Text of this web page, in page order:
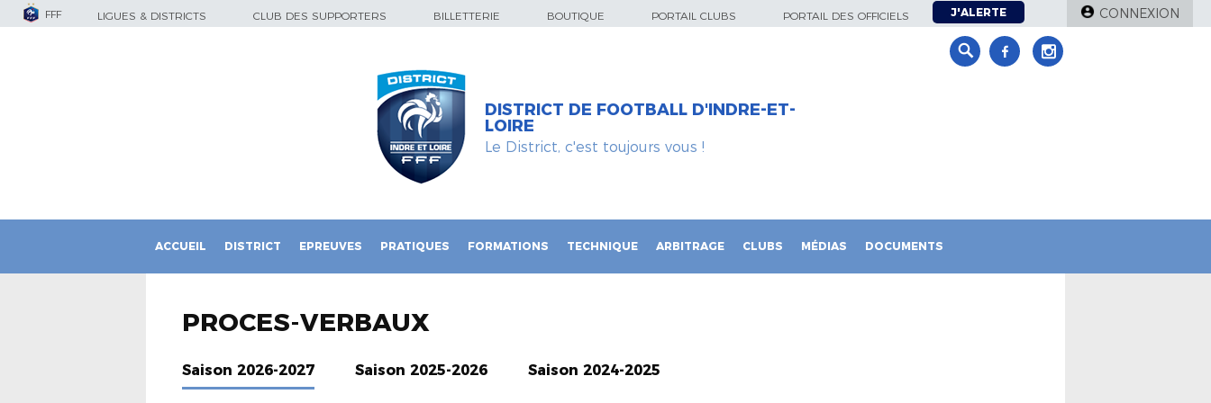
FFF LIGUES & DISTRICTS CLUB DES SUPPORTERS BILLETTERIE BOUTIQUE PORTAIL CLUBS PORTAIL DES OFFICIELS J'ALERTE CONNEXION
DISTRICT DE FOOTBALL D'INDRE-ET-
LOIRE
Le District, c'est toujours vous !
ACCUEIL DISTRICT EPREUVES PRATIQUES FORMATIONS TECHNIQUE ARBITRAGE CLUBS MÉDIAS DOCUMENTS
PROCES-VERBAUX
Saison 2026-2027 Saison 2025-2026 Saison 2024-2025